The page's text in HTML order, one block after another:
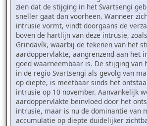
zien dat de stijging in het Svartsengi
sneller gaat dan voorheen. Wanneer
intrusie vormt, vindt doorgaans de
boven de hartlijn van deze intrusie,
Grindavík, waarbij de tekenen van het
aardoppervlakte, aangrenzend aan het
goed waarneembaar is. De stijging van
in de regio Svartsengi als gevolg van
op diepte, is meetbaar sinds het
intrusie op 10 november. Aanvankelijk
aardoppervlakte beïnvloed door het
intrusie, maar is nu de dominantie van
accumulatie op diepte duidelijker